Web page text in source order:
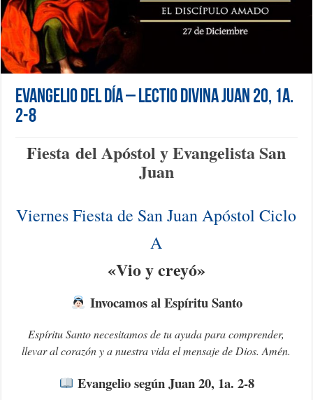
Evangelio del día – Lectio Divina Juan 20, 1a.
2-8
Fiesta del Apóstol y Evangelista San
Juan
Viernes Fiesta de San Juan Apóstol Ciclo
A
«Vio y creyó»
Invocamos al Espíritu Santo
Espíritu Santo necesitamos de tu ayuda para comprender,
llevar al corazón y a nuestra vida el mensaje de Dios. Amén.
Evangelio segúnJuan 20, 1a. 2-8